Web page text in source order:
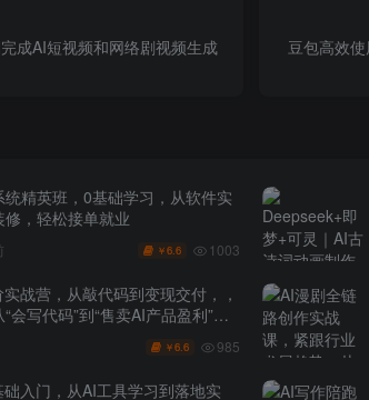
成AI短视频和网络剧视频生成
豆包高效
统精英班，0基础学习，从软件实
，轻松接单就业
￥6.6 1003
战营，从敲代码到变现交付，，
会写代码”到“售卖AI产品盈利”的
￥6.6 985
入门，从AI工具学习到落地实